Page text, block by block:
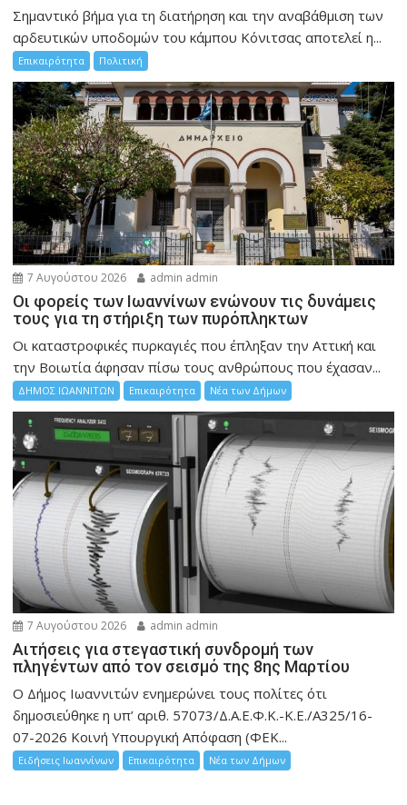
Σημαντικό βήμα για τη διατήρηση και την αναβάθμιση των
αρδευτικών υποδομών του κάμπου Κόνιτσας αποτελεί η...
Επικαιρότητα Πολιτική
7 Αυγούστου 2026 admin admin
Οι φορείς των Ιωαννίνων ενώνουν τις δυνάμεις
τους για τη στήριξη των πυρόπληκτων
Οι καταστροφικές πυρκαγιές που έπληξαν την Αττική και
την Bοιωτία άφησαν πίσω τους ανθρώπους που έχασαν...
ΔΗΜΟΣ ΙΩΑΝΝΙΤΩΝ Επικαιρότητα Νέα των Δήμων
7 Αυγούστου 2026 admin admin
Αιτήσεις για στεγαστική συνδρομή των
πληγέντων από τον σεισμό της 8ης Μαρτίου
Ο Δήμος Ιωαννιτών ενημερώνει τους πολίτες ότι
δημοσιεύθηκε η υπ’ αριθ. 57073/Δ.Α.Ε.Φ.Κ.-Κ.Ε./Α325/16-
07-2026 Κοινή Υπουργική Απόφαση (ΦΕΚ...
Ειδήσεις Ιωαννίνων Επικαιρότητα Νέα των Δήμων